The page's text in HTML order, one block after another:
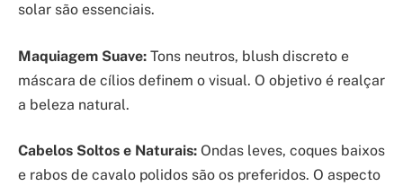
solar são essenciais.
Maquiagem Suave: Tons neutros, blush discreto e
máscara de cílios definem o visual. O objetivo é realçar
a beleza natural.
Cabelos Soltos e Naturais: Ondas leves, coques baixos
e rabos de cavalo polidos são os preferidos. O aspecto